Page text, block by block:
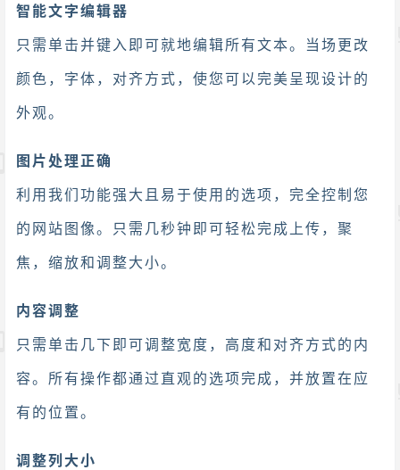
智能文字编辑器
只需单击并键入即可就地编辑所有文本。当场更改
颜色，字体，对齐方式，使您可以完美呈现设计的
外观。
图片处理正确
利用我们功能强大且易于使用的选项，完全控制您
的网站图像。只需几秒钟即可轻松完成上传，聚
焦，缩放和调整大小。
内容调整
只需单击几下即可调整宽度，高度和对齐方式的内
容。所有操作都通过直观的选项完成，并放置在应
有的位置。
调整列大小